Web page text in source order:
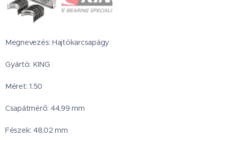
Megnevezés: Hajtókarcsapágy
Gyártó: KING
Méret: 1.50
Csapátmérő: 44,99 mm
Fészek: 48,02 mm